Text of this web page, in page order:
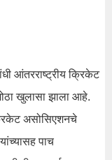
आंतरराष्ट्रीय क्रिकेट
खुलासा झाला आहे.
असोसिएशनचे
पाच